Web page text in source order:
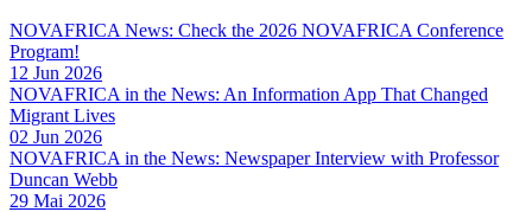
NOVAFRICA News: Check the 2026 NOVAFRICA Conference
Program!
12 Jun 2026
NOVAFRICA in the News: An Information App That Changed
Migrant Lives
02 Jun 2026
NOVAFRICA in the News: Newspaper Interview with Professor
Duncan Webb
29 Mai 2026